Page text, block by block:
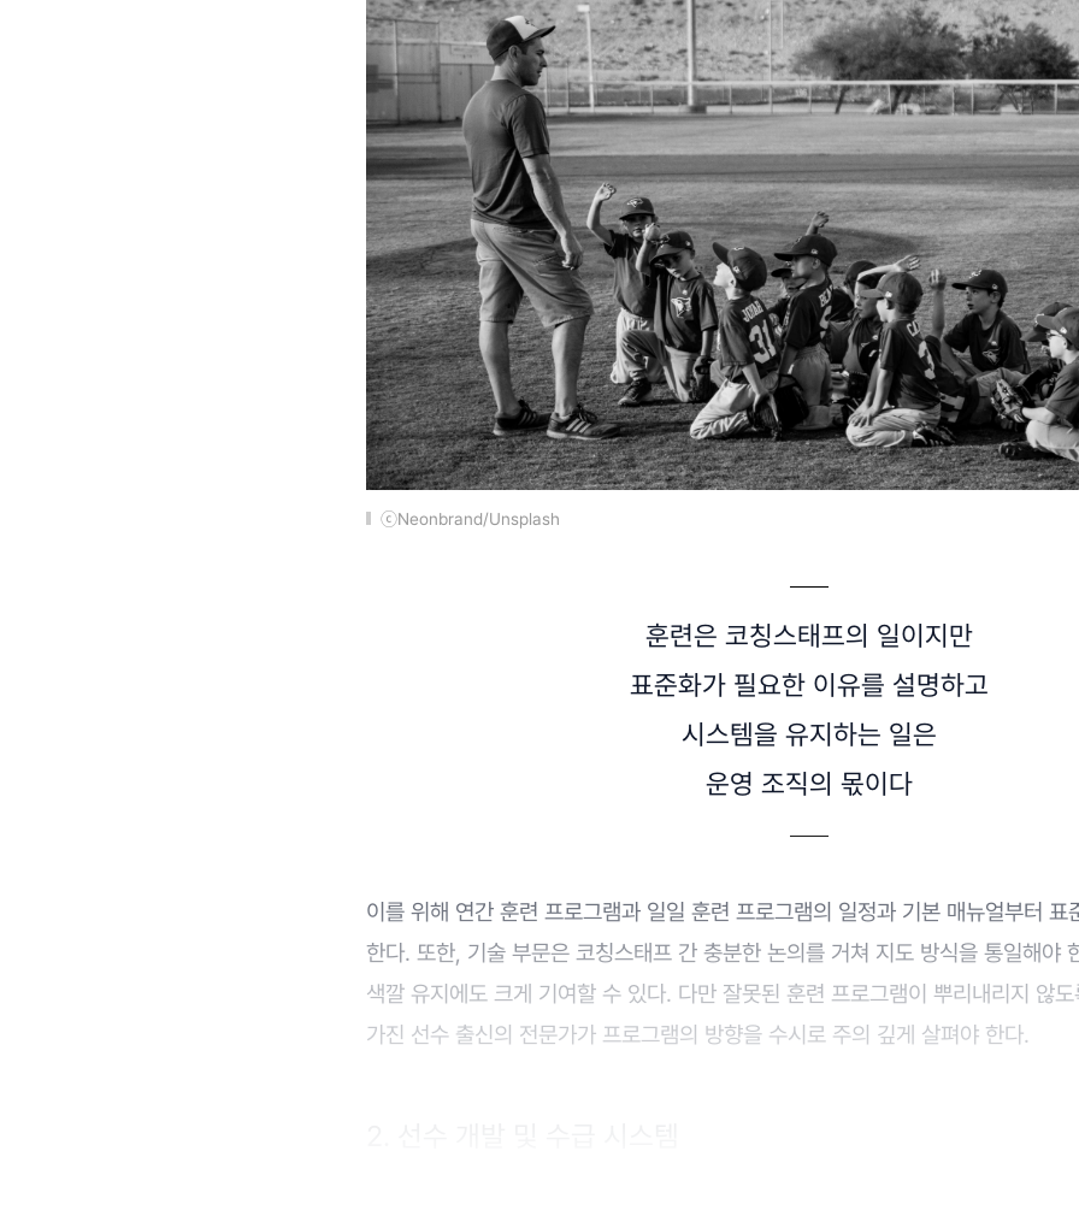
ⓒNeonbrand/Unsplash
훈련은 코칭스태프의 일이지만
표준화가 필요한 이유를 설명하고
시스템을 유지하는 일은
운영 조직의 몫이다
이를 위해 연간 훈련 프로그램과 일일 훈련 프로그램의 일정과 기본 매뉴얼부터 표
한다. 또한, 기술 부문은 코칭스태프 간 충분한 논의를 거쳐 지도 방식을 통일해야
색깔 유지에도 크게 기여할 수 있다. 다만 잘못된 훈련 프로그램이 뿌리내리지 않
가진 선수 출신의 전문가가 프로그램의 방향을 수시로 주의 깊게 살펴야 한다.